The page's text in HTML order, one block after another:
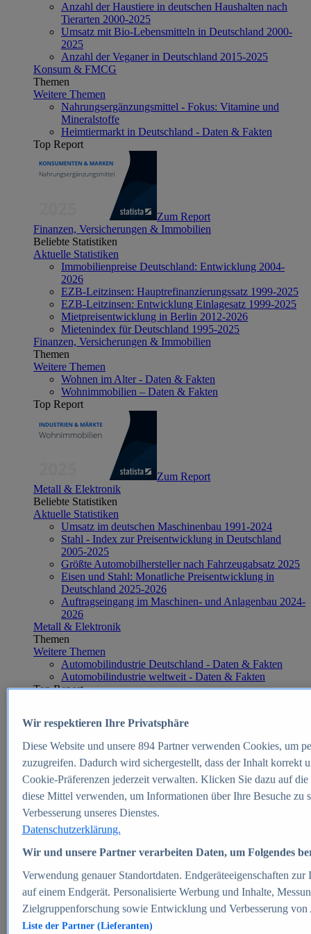
Anzahl der Haustiere in deutschen Haushalten nach
Tierarten 2000-2025
Umsatz mit Bio-Lebensmitteln in Deutschland 2000-
2025
Anzahl der Veganer in Deutschland 2015-2025
Konsum & FMCG
Themen
Weitere Themen
Nahrungsergänzungsmittel - Fokus: Vitamine und
Mineralstoffe
Heimtiermarkt in Deutschland - Daten & Fakten
Top Report
Zum Report
Finanzen, Versicherungen & Immobilien
Beliebte Statistiken
Aktuelle Statistiken
Immobilienpreise Deutschland: Entwicklung 2004-
2026
EZB-Leitzinsen: Hauptrefinanzierungssatz 1999-2025
EZB-Leitzinsen: Entwicklung Einlagesatz 1999-2025
Mietpreisentwicklung in Berlin 2012-2026
Mietenindex für Deutschland 1995-2025
Finanzen, Versicherungen & Immobilien
Themen
Weitere Themen
Wohnen im Alter - Daten & Fakten
Wohnimmobilien – Daten & Fakten
Top Report
Zum Report
Metall & Elektronik
Beliebte Statistiken
Aktuelle Statistiken
Umsatz im deutschen Maschinenbau 1991-2024
Stahl - Index zur Preisentwicklung in Deutschland
2005-2025
Größte Automobilhersteller nach Fahrzeugabsatz 2025
Eisen und Stahl: Monatliche Preisentwicklung in
Deutschland 2025-2026
Auftragseingang im Maschinen- und Anlagenbau 2024-
2026
Metall & Elektronik
Themen
Weitere Themen
Automobilindustrie Deutschland - Daten & Fakten
Automobilindustrie weltweit - Daten & Fakten
Top Report
Zum Report
E-commerce
Beliebte Statistiken
Aktuelle Statistiken
E-Commerce - Entwicklung des Umsatzes in
Deutschland 1999-2025
Umsatz von Amazon in Deutschland und weltweit
2010-2025
B2C-E-Commerce: Top-50 Online Shops in
Deutschland 2024
Marktanteile von Online-Zahlungsverfahren in
Deutschland 2024
Umsatzstarke Warengruppen im Online-Handel in
Deutschland 2023-2025
Wir respektieren Ihre Privatsphäre
Diese Website und unsere 894Partner verwenden Cookies, um
zuzugreifen. Dadurch wird sichergestellt, dass der Inhalt korrekt
Cookie-Präferenzen jederzeit verwalten. Klicken Sie dazu auf
diese Mittel verwenden, um Informationen über Ihre Besuche
Verbesserung unseres Dienstes.
Datenschutzerklärung.
Wir und unsere Partner verarbeiten Daten, um Folgendes
Verwendung genauer Standortdaten. Endgeräteeigenschaften
auf einem Endgerät. Personalisierte Werbung und Inhalte,
Zielgruppenforschung sowie Entwicklung und Verbesserung von
Liste der Partner (Lieferanten)